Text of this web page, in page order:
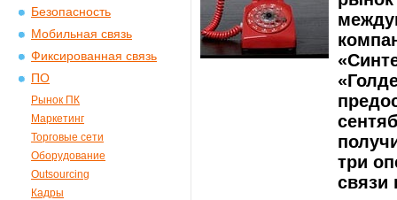
Безопасность
Мобильная связь
Фиксированная связь
ПО
Рынок ПК
Маркетинг
Торговые сети
Оборудование
Outsourcing
Кадры
три
связи